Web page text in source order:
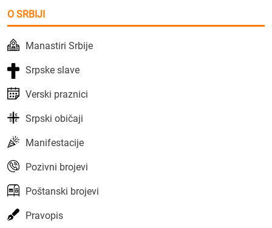
O SRBIJI
Manastiri Srbije
Srpske slave
Verski praznici
Srpski običaji
Manifestacije
Pozivni brojevi
Poštanski brojevi
Pravopis